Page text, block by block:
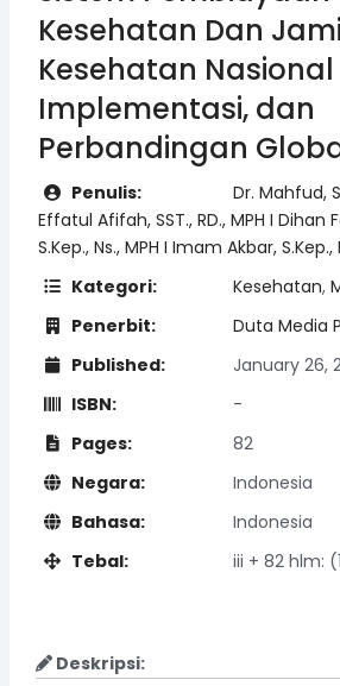
Kesehatan Dan
Kesehatan Nasional
Implementasi, dan
Perbandingan
Penulis:
Dr. Mahfud,
Effatul Afifah, SST., RD., MPH I
S.Kep., Ns., MPH I Imam Akbar, S.Kep.,
Kategori:
Kesehatan,
Penerbit:
Duta Media
Published:
January 26,
ISBN:
-
Pages:
82
Negara:
Indonesia
Bahasa:
Indonesia
Tebal:
iii + 82 hlm:
Deskripsi: